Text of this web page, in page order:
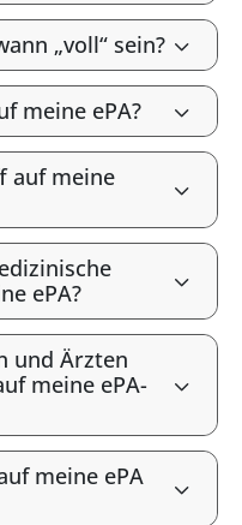
„voll“ sein?
meine ePA?
auf meine
ePA?
und Ärzten
meine ePA-
meine ePA